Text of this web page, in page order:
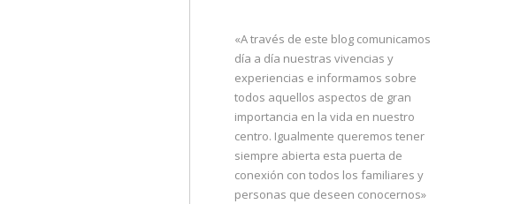
«A través de este blog comunicamos
día a día nuestras vivencias y
experiencias e informamos sobre
todos aquellos aspectos de gran
importancia en la vida en nuestro
centro. Igualmente queremos tener
siempre abierta esta puerta de
conexión con todos los familiares y
personas que deseen conocernos»